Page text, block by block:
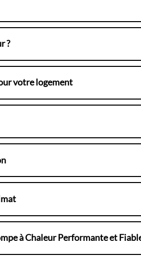
?
votre logement
à Chaleur Performante et